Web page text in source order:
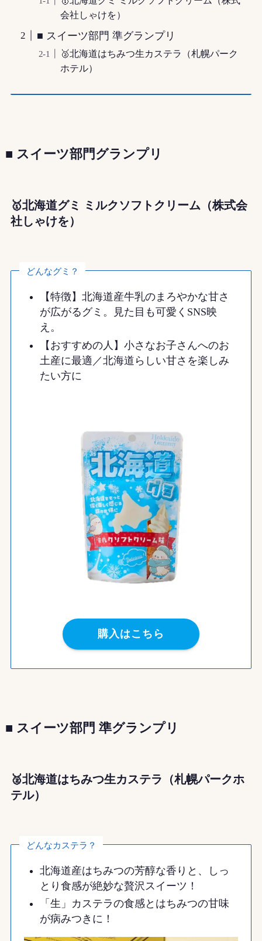
会社しゃけを）
■ スイーツ部門 準グランプリ
🥈北海道はちみつ生カステラ（札幌パーク
ホテル）
■ スイーツ部門グランプリ
🥇北海道グミ ミルクソフトクリーム（株式会
社しゃけを）
どんなグミ？
【特徴】北海道産牛乳のまろやかな甘さ
が広がるグミ。見た目も可愛くSNS映
え。
【おすすめの人】小さなお子さんへのお
土産に最適／北海道らしい甘さを楽しみ
たい方に
購入はこちら
■ スイーツ部門 準グランプリ
🥈北海道はちみつ生カステラ（札幌パークホ
テル）
どんなカステラ？
北海道産はちみつの芳醇な香りと、しっ
とり食感が絶妙な贅沢スイーツ！
「生」カステラの食感とはちみつの甘味
が病みつきに！